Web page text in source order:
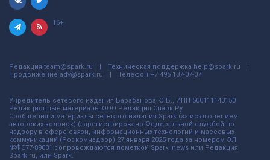
16+
Редакция team@spark.ru Техническая поддержка help@spark.ru
Продвижение adv@spark.ru Телефон +7 495 137-07-07
Учредитель сетевого издания Барабанова.Ю.Б., ИНН 500111143150
Редакционные материалы ООО Редакция Спарк Ру
Сообщения и материалы сетевого издания Spark (за исключением
авторских колонок) (зарегистрировано Федеральной службой по
надзору в сфере связи, информационных технологий и массовых
коммуникаций (Роскомнадзор) 27 января 2025 года за номером ЭЛ
№ФС77-89031 сопровождаются пометкой Spark_news или Редакция
Spark.ru, или Spark.